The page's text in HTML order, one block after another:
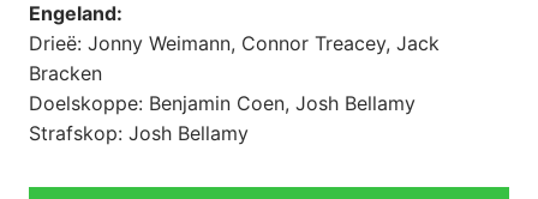
Engeland:
Drieë: Jonny Weimann, Connor Treacey, Jack
Bracken
Doelskoppe: Benjamin Coen, Josh Bellamy
Strafskop: Josh Bellamy